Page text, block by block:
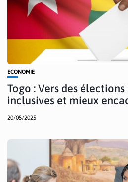
ECONOMIE
Togo : Vers des
inclusives et mieux
20/05/2025